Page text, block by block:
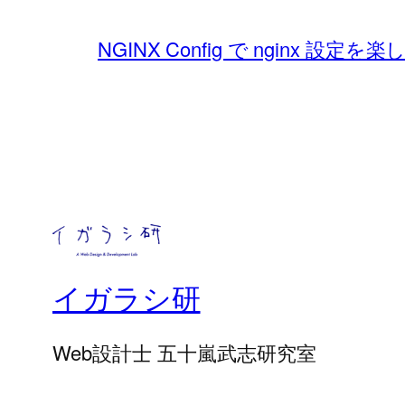
NGINX Config で nginx 設定を楽
イガラシ研
Web設計士 五十嵐武志研究室